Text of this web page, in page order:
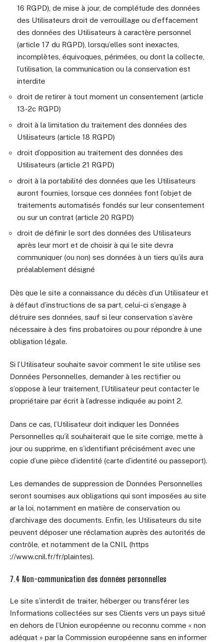
16 RGPD), de mise à jour, de complétude des données
des Utilisateurs droit de verrouillage ou d’effacement
des données des Utilisateurs à caractère personnel
(article 17 du RGPD), lorsqu’elles sont inexactes,
incomplètes, équivoques, périmées, ou dont la collecte,
l’utilisation, la communication ou la conservation est
interdite
droit de retirer à tout moment un consentement (article
13-2c RGPD)
droit à la limitation du traitement des données des
Utilisateurs (article 18 RGPD)
droit d’opposition au traitement des données des
Utilisateurs (article 21 RGPD)
droit à la portabilité des données que les Utilisateurs
auront fournies, lorsque ces données font l’objet de
traitements automatisés fondés sur leur consentement
ou sur un contrat (article 20 RGPD)
droit de définir le sort des données des Utilisateurs
après leur mort et de choisir à qui le site devra
communiquer (ou non) ses données à un tiers qu’ils aura
préalablement désigné
Dès que le site a connaissance du décès d’un Utilisateur et
à défaut d’instructions de sa part, celui-ci s’engage à
détruire ses données, sauf si leur conservation s’avère
nécessaire à des fins probatoires ou pour répondre à une
obligation légale.
Si l’Utilisateur souhaite savoir comment le site utilise ses
Données Personnelles, demander à les rectifier ou
s’oppose à leur traitement, l’Utilisateur peut contacter le
propriétaire par écrit à l’adresse indiquée au point 2.
Dans ce cas, l’Utilisateur doit indiquer les Données
Personnelles qu’il souhaiterait que le site corrige, mette à
jour ou supprime, en s’identifiant précisément avec une
copie d’une pièce d’identité (carte d’identité ou passeport).
Les demandes de suppression de Données Personnelles
seront soumises aux obligations qui sont imposées au site
ar la loi, notamment en matière de conservation ou
d’archivage des documents. Enfin, les Utilisateurs du site
peuvent déposer une réclamation auprès des autorités de
contrôle, et notamment de la CNIL (https
://www.cnil.fr/fr/plaintes).
7.4 Non-communication des données personnelles
Le site s’interdit de traiter, héberger ou transférer les
Informations collectées sur ses Clients vers un pays situé
en dehors de l’Union européenne ou reconnu comme « non
adéquat » par la Commission européenne sans en informer